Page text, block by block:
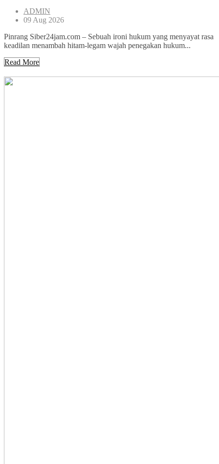
ADMIN
09 Aug 2026
Pinrang Siber24jam.com – Sebuah ironi hukum yang menyayat rasa
keadilan menambah hitam-legam wajah penegakan hukum...
Read More